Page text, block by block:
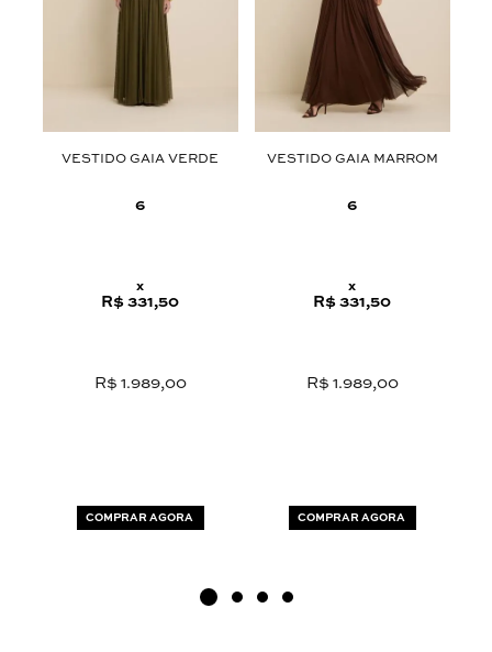
VESTIDO GAIA VERDE
6
x
R$ 331,50
R$ 1.989,00
COMPRAR AGORA
VESTIDO GAIA MARROM
6
x
R$ 331,50
R$ 1.989,00
COMPRAR AGORA